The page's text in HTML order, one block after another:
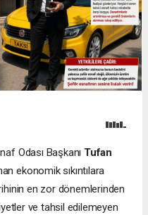
Odası Başkanı Tufan
ekonomik sıkıntılara
en zor dönemlerinden
ve tahsil edilemeyen